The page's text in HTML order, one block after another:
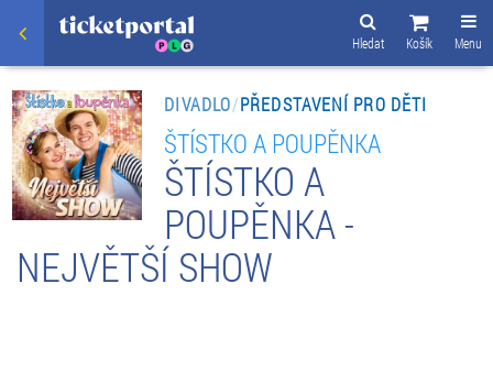
Menu
Košík
Hledat
DIVADLO/PŘEDSTAVENÍ PRO DĚTI
ŠTÍSTKO A POUPĚNKA
ŠTÍSTKO A
POUPĚNKA -
NEJVĚTŠÍ SHOW